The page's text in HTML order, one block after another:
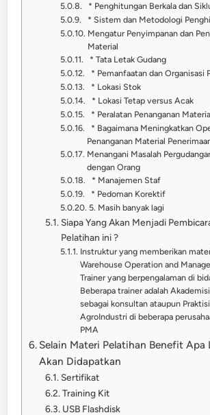
* Penghitungan Berkala dan
* Sistem dan Metodologi
Mengatur Penyimpanan dan
Material
* Tata Letak Gudang
* Pemanfaatan dan Organisasi
* Lokasi Stok
* Lokasi Tetap versus Acak
* Peralatan Penanganan
* Bagaimana Meningkatkan
Penanganan Material
Menangani Masalah
dengan Orang
* Manajemen Staf
* Pedoman Korektif
5. Masih banyak lagi
Siapa Yang Akan Menjadi
Pelatihan ini ?
Instruktur yang memberikan
Warehouse Operation and
Trainer yang berpengalaman di
Beberapa trainer adalah
sebagai konsultan ataupun
AgroIndustri di beberapa
PMA
Selain Materi Pelatihan Benefit Apa
Akan Didapatkan
Sertifikat
Training Kit
USB Flashdisk